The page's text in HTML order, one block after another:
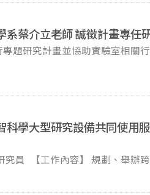
心理系 眼動與閱讀實驗室 六、 應徵方
應徵專任研究助理)，公告至聘滿為止。 (
另行退件或 通知。
系蔡介立老師 誠徵計畫專任
題研究計畫並協助實驗室相關
究文獻的蒐集、整理，以及報
徵方式： （一） 意者請將履歷、自傳及相關資料
年成績單），並註明可開始上班
聘滿為止。 （二） 書面資料合
科學大型研究設備共同使用
中心服務計畫之資